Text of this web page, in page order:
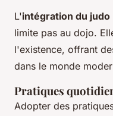
L'intégration du judo
limite pas au dojo.
l'existence, offrant
dans le monde
Pratiques
Adopter des